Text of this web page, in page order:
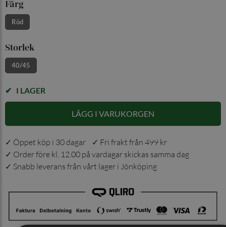
Färg
Röd
Storlek
40/45
I LAGER
LÄGG I VARUKORGEN
✓ Öppet köp i 30 dagar ✓ Fri frakt från 499 kr
✓ Order före kl. 12.00 på vardagar skickas samma dag
✓ Snabb leverans från vårt lager i Jönköping